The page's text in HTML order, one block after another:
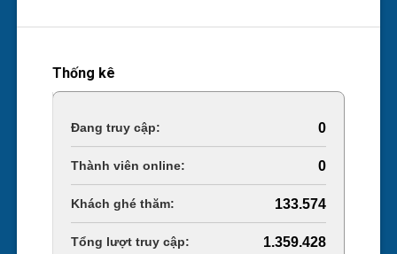
Thống kê
Online Visitors: 0
Today's Views: 0
Last 30 Days Views: 133.574
Total Views: 1.359.428